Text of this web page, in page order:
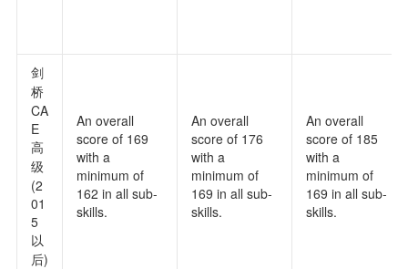
剑
桥
CA
E
高
级
(2
01
5
以
后)
An overall
score of 169
with a
minimum of
162 in all sub-
skills.
An overall
score of 176
with a
minimum of
169 in all sub-
skills.
An overall
score of 185
with a
minimum of
169 in all sub-
skills.